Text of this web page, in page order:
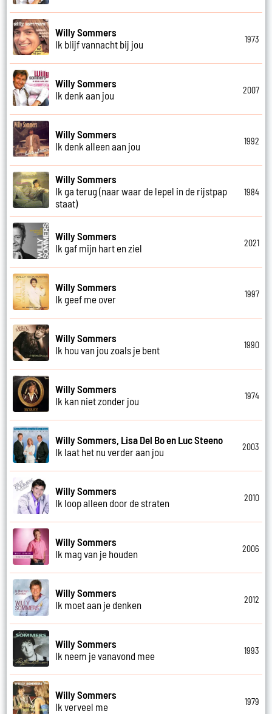
Willy Sommers
Ik blijf vannacht bij jou
1973
Willy Sommers
Ik denk aan jou
2007
Willy Sommers
Ik denk alleen aan jou
1992
Willy Sommers
Ik ga terug (naar waar de lepel in de rijstpap
staat)
1984
Willy Sommers
Ik gaf mijn hart en ziel
2021
Willy Sommers
Ik geef me over
1997
Willy Sommers
Ik hou van jou zoals je bent
1990
Willy Sommers
Ik kan niet zonder jou
1974
Willy Sommers, Lisa Del Bo en Luc Steeno
Ik laat het nu verder aan jou
2003
Willy Sommers
Ik loop alleen door de straten
2010
Willy Sommers
Ik mag van je houden
2006
Willy Sommers
Ik moet aan je denken
2012
Willy Sommers
Ik neem je vanavond mee
1993
Willy Sommers
Ik verveel me
1979